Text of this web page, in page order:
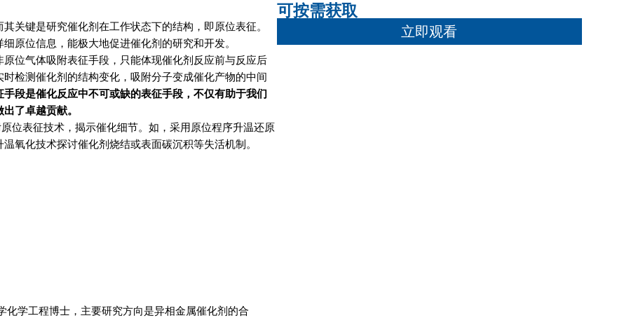
关键是研究催化剂在工作状态下的结构，即原位表征。
原位信息，能极大地促进催化剂的研究和开发。
位气体吸附表征手段，只能体现催化剂反应前与反应后
检测催化剂的结构变化，吸附分子变成催化产物的中间
手段是催化反应中不可或缺的表征手段，不仅有助于我们
了卓越贡献。
位表征技术，揭示催化细节。如，采用原位程序升温还原
氧化技术探讨催化剂烧结或表面碳沉积等失活机制。
化学工程博士，主要研究方向是异相金属催化剂的合
可按需获取
立即观看